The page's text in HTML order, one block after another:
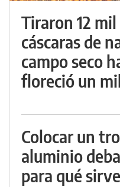
Tiraron 12
cáscaras de
campo seco
floreció un
Colocar un
aluminio
para qué